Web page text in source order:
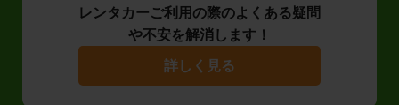
レンタカーご利用の際のよくある疑問
や不安を解消します！
詳しく見る